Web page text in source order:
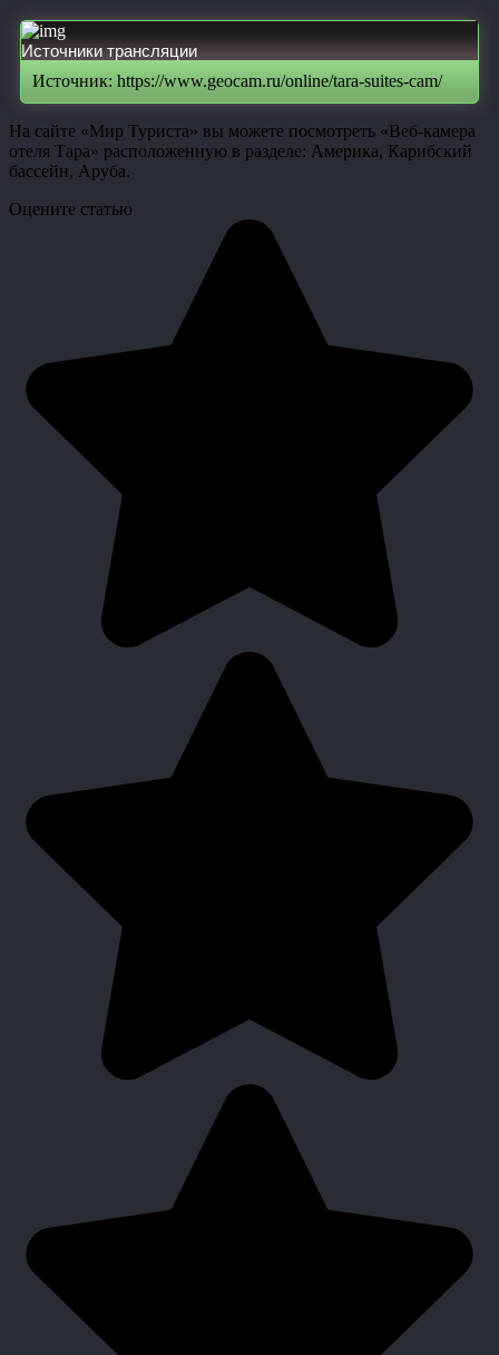
Источники трансляции
Источник: https://www.geocam.ru/online/tara-suites-cam/
На сайте «Мир Туриста» вы можете посмотреть «Веб-камера
отеля Тара» расположенную в разделе: Америка, Карибский
бассейн, Аруба.
Оцените статью